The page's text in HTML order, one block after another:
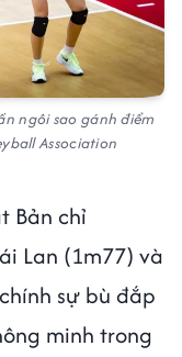
ngôi sao gánh điểm
Association
Bản chỉ
Lan (1m77) và
sự bù đắp
minh trong